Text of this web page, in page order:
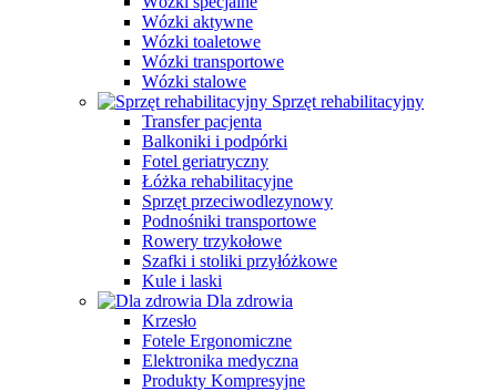
Wózki aktywne
Wózki toaletowe
Wózki transportowe
Wózki stalowe
Sprzęt rehabilitacyjny
Transfer pacjenta
Balkoniki i podpórki
Fotel geriatryczny
Łóżka rehabilitacyjne
Sprzęt przeciwodlezynowy
Podnośniki transportowe
Rowery trzykołowe
Szafki i stoliki przyłóżkowe
Kule i laski
Dla zdrowia
Krzesło
Fotele Ergonomiczne
Elektronika medyczna
Produkty Kompresyjne